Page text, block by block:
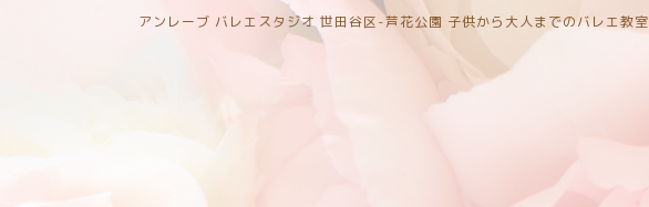
アンレーブ バレエスタジオ 世田谷区-芦花公園 子供から大人までのバレエ教室